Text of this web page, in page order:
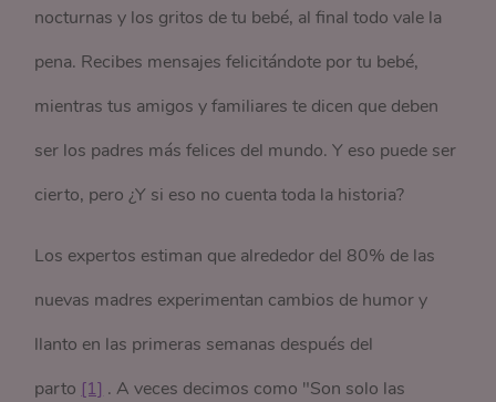
nocturnas y los gritos de tu bebé, al final todo vale la
pena. Recibes mensajes felicitándote por tu bebé,
mientras tus amigos y familiares te dicen que deben
ser los padres más felices del mundo. Y eso puede ser
cierto, pero ¿Y si eso no cuenta toda la historia?
Los expertos estiman que alrededor del 80% de las
nuevas madres experimentan cambios de humor y
llanto en las primeras semanas después del
parto [1] . A veces decimos como "Son solo las